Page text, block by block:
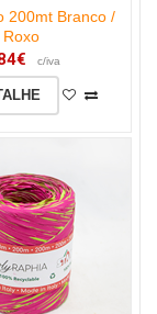
200mt Branco /
Roxo
c/iva